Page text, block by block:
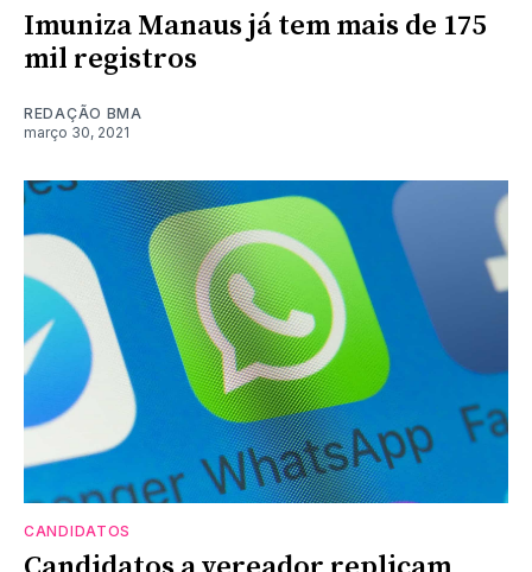
Imuniza Manaus já tem mais de 175
mil registros
REDAÇÃO BMA
março 30, 2021
CANDIDATOS